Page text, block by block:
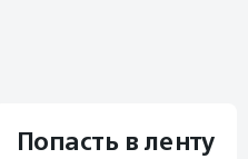
Попасть в ленту